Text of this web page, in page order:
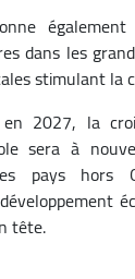
dans les
stimulant la
2027, la
sera à
pays hors
tête.